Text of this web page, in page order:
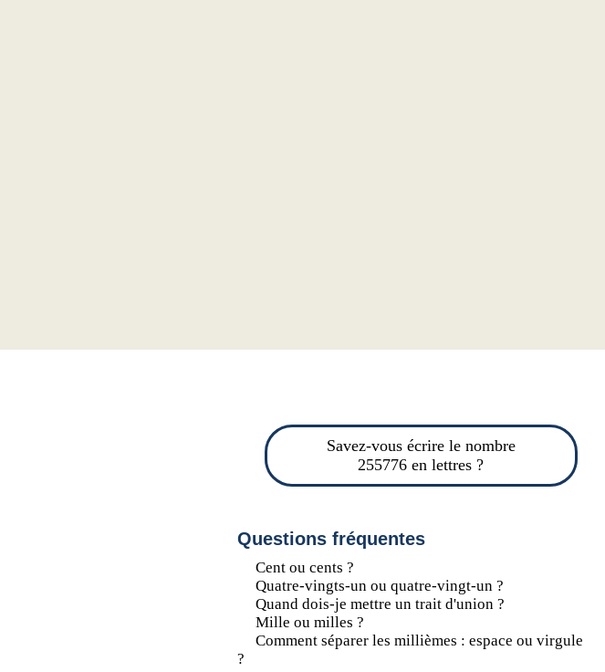
Savez-vous écrire le nombre
255776 en lettres ?
Questions fréquentes
Cent ou cents ?
Quatre-vingts-un ou quatre-vingt-un ?
Quand dois-je mettre un trait d'union ?
Mille ou milles ?
Comment séparer les millièmes : espace ou virgule
?